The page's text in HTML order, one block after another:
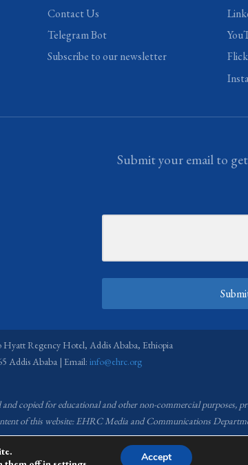
Contact Us
Telegram Bot
Subscribe to our newsletter
Submit your email to
Hyatt Regency Hotel, Addis Ababa, Ethiopia
Addis Ababa | Email: info@ehrc.org
and copied for educational and other non-commercial purposes,
of this website: EHRC Media and Communications
Accept